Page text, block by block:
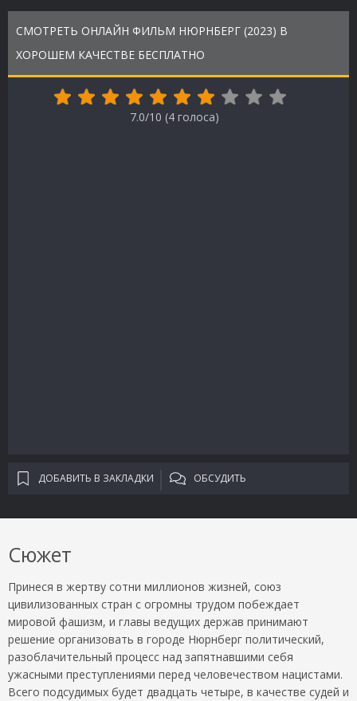
СМОТРЕТЬ ОНЛАЙН ФИЛЬМ НЮРНБЕРГ (2023) В
ХОРОШЕМ КАЧЕСТВЕ БЕСПЛАТНО
7.0/10 (4 голоса)
ДОБАВИТЬ В ЗАКЛАДКИ ОБСУДИТЬ
Сюжет
Принеся в жертву сотни миллионов жизней, союз
цивилизованных стран с огромны трудом побеждает
мировой фашизм, и главы ведущих держав принимают
решение организовать в городе Нюрнберг политический,
разоблачительный процесс над запятнавшими себя
ужасными преступлениями перед человечеством нацистами.
Всего подсудимых будет двадцать четыре, в качестве судей и